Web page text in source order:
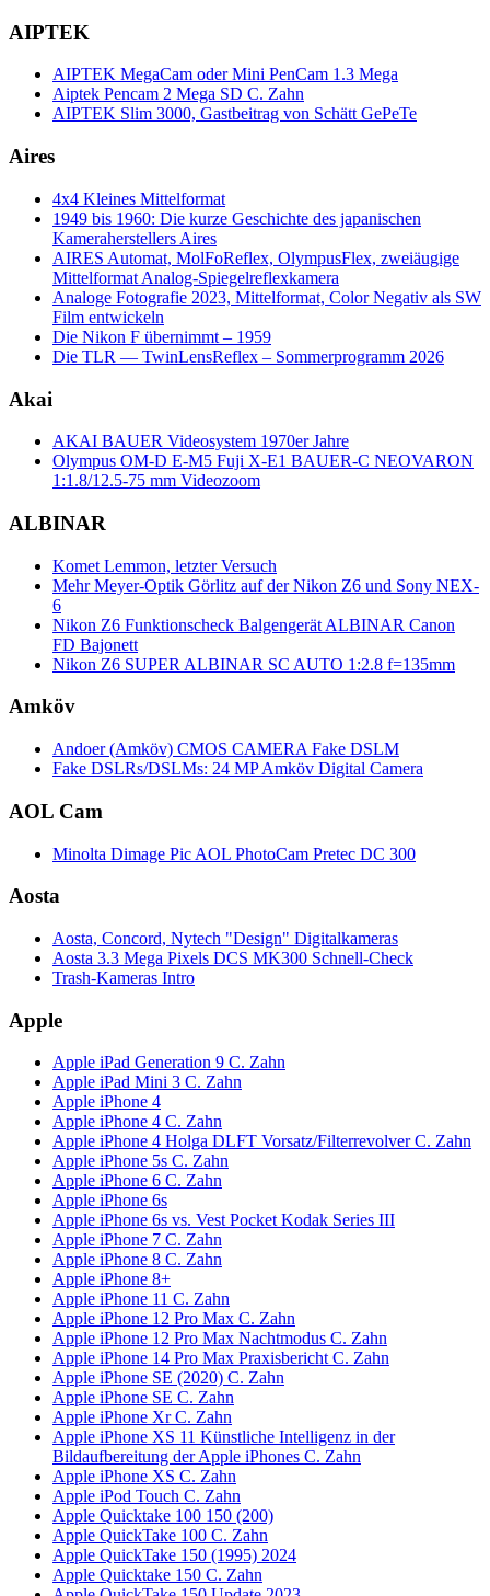
AIPTEK
AIPTEK MegaCam oder Mini PenCam 1.3 Mega
Aiptek Pencam 2 Mega SD C. Zahn
AIPTEK Slim 3000, Gastbeitrag von Schätt GePeTe
Aires
4x4 Kleines Mittelformat
1949 bis 1960: Die kurze Geschichte des japanischen
Kameraherstellers Aires
AIRES Automat, MolFoReflex, OlympusFlex, zweiäugige
Mittelformat Analog-Spiegelreflexkamera
Analoge Fotografie 2023, Mittelformat, Color Negativ als SW
Film entwickeln
Die Nikon F übernimmt – 1959
Die TLR — TwinLensReflex – Sommerprogramm 2026
Akai
AKAI BAUER Videosystem 1970er Jahre
Olympus OM-D E-M5 Fuji X-E1 BAUER-C NEOVARON
1:1.8/12.5-75 mm Videozoom
ALBINAR
Komet Lemmon, letzter Versuch
Mehr Meyer-Optik Görlitz auf der Nikon Z6 und Sony NEX-
6
Nikon Z6 Funktionscheck Balgengerät ALBINAR Canon
FD Bajonett
Nikon Z6 SUPER ALBINAR SC AUTO 1:2.8 f=135mm
Amköv
Andoer (Amköv) CMOS CAMERA Fake DSLM
Fake DSLRs/DSLMs: 24 MP Amköv Digital Camera
AOL Cam
Minolta Dimage Pic AOL PhotoCam Pretec DC 300
Aosta
Aosta, Concord, Nytech "Design" Digitalkameras
Aosta 3.3 Mega Pixels DCS MK300 Schnell-Check
Trash-Kameras Intro
Apple
Apple iPad Generation 9 C. Zahn
Apple iPad Mini 3 C. Zahn
Apple iPhone 4
Apple iPhone 4 C. Zahn
Apple iPhone 4 Holga DLFT Vorsatz/Filterrevolver C. Zahn
Apple iPhone 5s C. Zahn
Apple iPhone 6 C. Zahn
Apple iPhone 6s
Apple iPhone 6s vs. Vest Pocket Kodak Series III
Apple iPhone 7 C. Zahn
Apple iPhone 8 C. Zahn
Apple iPhone 8+
Apple iPhone 11 C. Zahn
Apple iPhone 12 Pro Max C. Zahn
Apple iPhone 12 Pro Max Nachtmodus C. Zahn
Apple iPhone 14 Pro Max Praxisbericht C. Zahn
Apple iPhone SE (2020) C. Zahn
Apple iPhone SE C. Zahn
Apple iPhone Xr C. Zahn
Apple iPhone XS 11 Künstliche Intelligenz in der
Bildaufbereitung der Apple iPhones C. Zahn
Apple iPhone XS C. Zahn
Apple iPod Touch C. Zahn
Apple Quicktake 100 150 (200)
Apple QuickTake 100 C. Zahn
Apple QuickTake 150 (1995) 2024
Apple Quicktake 150 C. Zahn